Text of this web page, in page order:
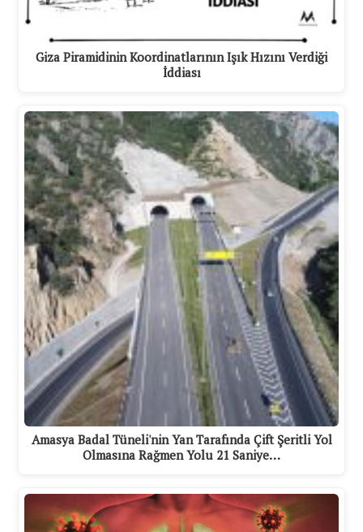
Giza Piramidinin Koordinatlarının Işık Hızını Verdiği
İddiası
Amasya Badal Tüneli'nin Yan Tarafında Çift Şeritli Yol
Olmasına Rağmen Yolu 21 Saniye…